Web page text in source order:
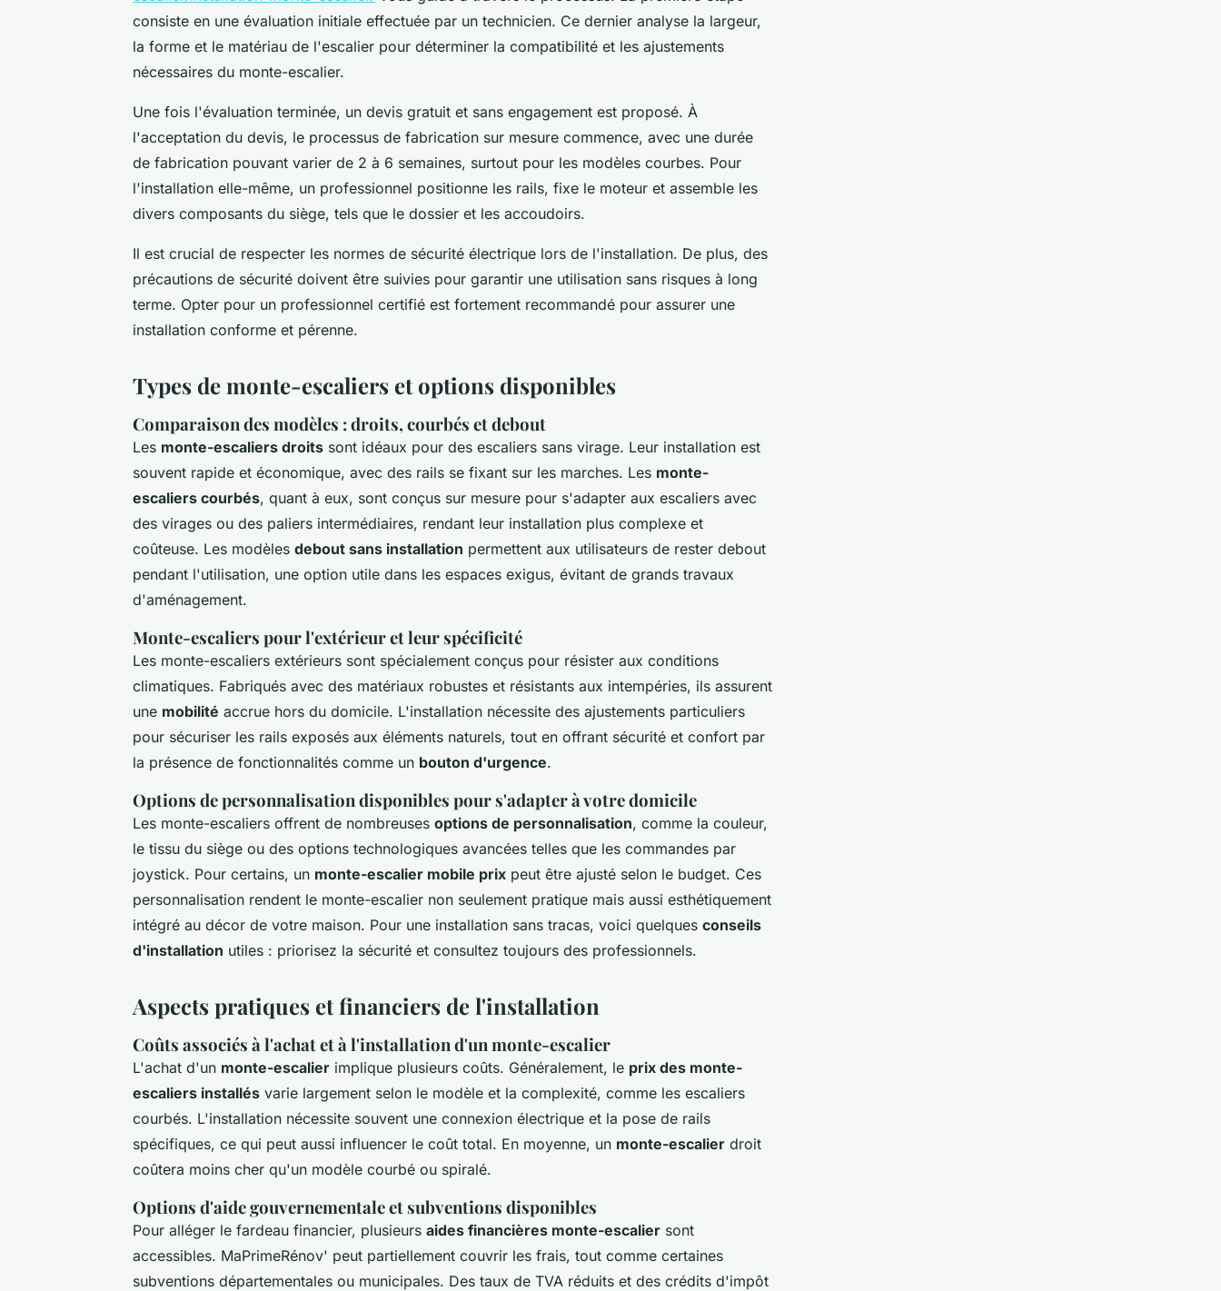
consiste en une évaluation initiale effectuée par un technicien. Ce dernier analyse la largeur,
la forme et le matériau de l'escalier pour déterminer la compatibilité et les ajustements
nécessaires du monte-escalier.
Une fois l'évaluation terminée, un devis gratuit et sans engagement est proposé. À
l'acceptation du devis, le processus de fabrication sur mesure commence, avec une durée
de fabrication pouvant varier de 2 à 6 semaines, surtout pour les modèles courbes. Pour
l'installation elle-même, un professionnel positionne les rails, fixe le moteur et assemble les
divers composants du siège, tels que le dossier et les accoudoirs.
Il est crucial de respecter les normes de sécurité électrique lors de l'installation. De plus, des
précautions de sécurité doivent être suivies pour garantir une utilisation sans risques à long
terme. Opter pour un professionnel certifié est fortement recommandé pour assurer une
installation conforme et pérenne.
Types de monte-escaliers et options disponibles
Comparaison des modèles : droits, courbés et debout
Les monte-escaliers droits sont idéaux pour des escaliers sans virage. Leur installation est
souvent rapide et économique, avec des rails se fixant sur les marches. Les monte-
escaliers courbés, quant à eux, sont conçus sur mesure pour s'adapter aux escaliers avec
des virages ou des paliers intermédiaires, rendant leur installation plus complexe et
coûteuse. Les modèles debout sans installation permettent aux utilisateurs de rester debout
pendant l'utilisation, une option utile dans les espaces exigus, évitant de grands travaux
d'aménagement.
Monte-escaliers pour l'extérieur et leur spécificité
Les monte-escaliers extérieurs sont spécialement conçus pour résister aux conditions
climatiques. Fabriqués avec des matériaux robustes et résistants aux intempéries, ils assurent
une mobilité accrue hors du domicile. L'installation nécessite des ajustements particuliers
pour sécuriser les rails exposés aux éléments naturels, tout en offrant sécurité et confort par
la présence de fonctionnalités comme un bouton d'urgence.
Options de personnalisation disponibles pour s'adapter à votre domicile
Les monte-escaliers offrent de nombreuses options de personnalisation, comme la couleur,
le tissu du siège ou des options technologiques avancées telles que les commandes par
joystick. Pour certains, un monte-escalier mobile prix peut être ajusté selon le budget. Ces
personnalisation rendent le monte-escalier non seulement pratique mais aussi esthétiquement
intégré au décor de votre maison. Pour une installation sans tracas, voici quelques conseils
d'installation utiles : priorisez la sécurité et consultez toujours des professionnels.
Aspects pratiques et financiers de l'installation
Coûts associés à l'achat et à l'installation d'un monte-escalier
L'achat d'un monte-escalier implique plusieurs coûts. Généralement, le prix des monte-
escaliers installés varie largement selon le modèle et la complexité, comme les escaliers
courbés. L'installation nécessite souvent une connexion électrique et la pose de rails
spécifiques, ce qui peut aussi influencer le coût total. En moyenne, un monte-escalier droit
coûtera moins cher qu'un modèle courbé ou spiralé.
Options d'aide gouvernementale et subventions disponibles
Pour alléger le fardeau financier, plusieurs aides financières monte-escalier sont
accessibles. MaPrimeRénov' peut partiellement couvrir les frais, tout comme certaines
subventions départementales ou municipales. Des taux de TVA réduits et des crédits d'impôt